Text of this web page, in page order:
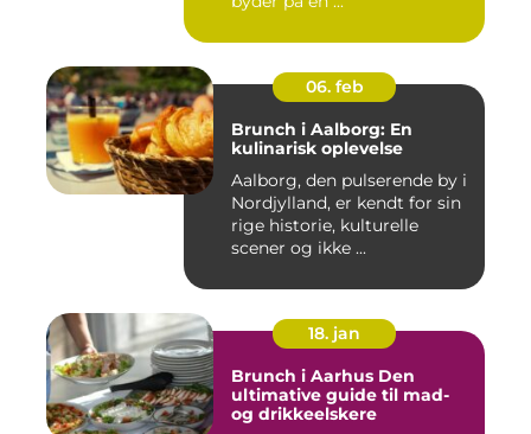
06. feb
Brunch i Aalborg: En
kulinarisk oplevelse
Aalborg, den pulserende by i
Nordjylland, er kendt for sin
rige historie, kulturelle
scener og ikke ...
18. jan
Brunch i Aarhus Den
ultimative guide til mad-
og drikkeelskere